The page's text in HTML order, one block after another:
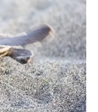
都會被利用，研究
架設溫濕度監測
。另外，因為地形
他們正規劃以天然
。研究人員一方面
紫蛺蝶的身影。7
，這一趟沒能見到
地方。1980年代大